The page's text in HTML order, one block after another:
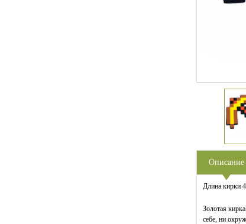
Описание
Длина кирки
Золотая
себе, ни